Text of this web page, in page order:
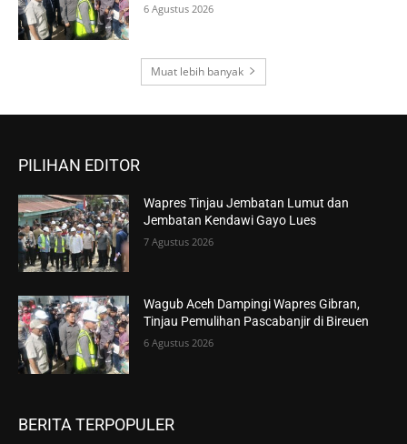
6 Agustus 2026
Muat lebih banyak
PILIHAN EDITOR
Wapres Tinjau Jembatan Lumut dan
Jembatan Kendawi Gayo Lues
7 Agustus 2026
Wagub Aceh Dampingi Wapres Gibran,
Tinjau Pemulihan Pascabanjir di Bireuen
6 Agustus 2026
BERITA TERPOPULER